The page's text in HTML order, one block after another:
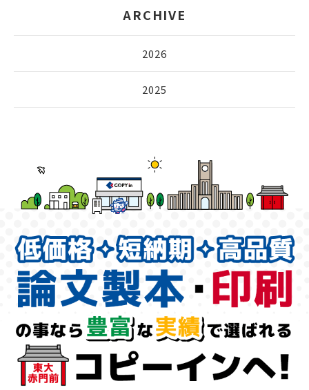
ARCHIVE
2026
2025